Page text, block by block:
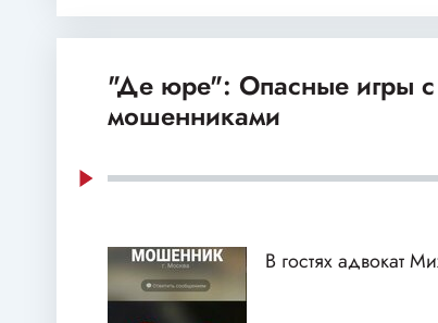
"Де юре": Опасные игры
мошенниками
В гостях адвокат